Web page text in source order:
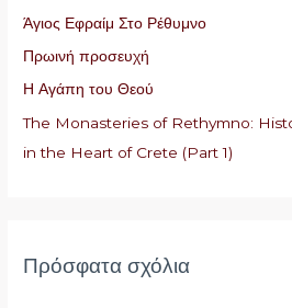
γ
ι
α
:
Άγιος Εφραίμ Στο Ρέθυμνο
Πρωινή προσευχή
Η Αγάπη του Θεού
The Monasteries of Rethymno:
in the Heart of Crete (Part 1)
Πρόσφατα σχόλια